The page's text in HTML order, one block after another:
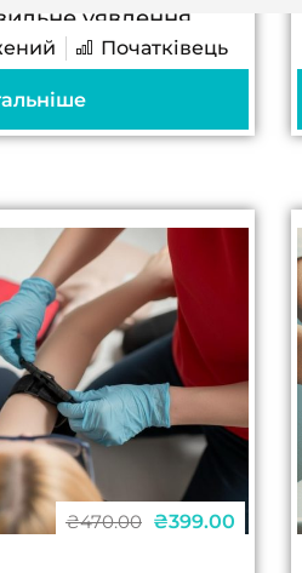
уявлення
та інтерпретації
категоріях осіб
Початківець
₴470.00 ₴399.00